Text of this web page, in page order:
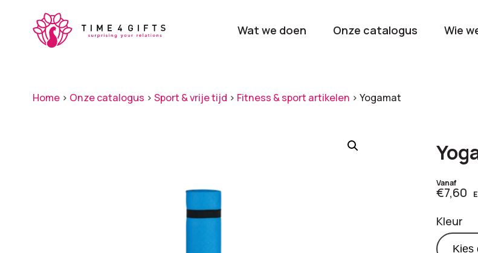
Wat we doen Onze catalogus Wie
Home > Onze catalogus > Sport & vrije tijd > Fitness & sport artikelen > Yogamat
Vanaf
€7,60
Kleur